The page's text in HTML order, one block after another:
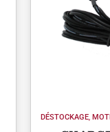
DÉSTOCKAGE,